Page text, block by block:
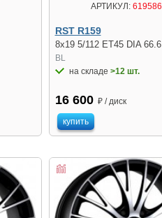
АРТИКУЛ: 619586
RST R159
8x19 5/112 ET45 DIA 66.6
BL
на складе >12 шт.
16 600 ₽ / диск
купить